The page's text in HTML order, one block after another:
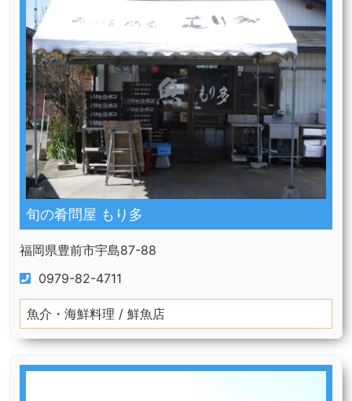
旬の肴問屋 もり多
福岡県豊前市宇島87-88
0979-82-4711
魚介・海鮮料理 / 鮮魚店